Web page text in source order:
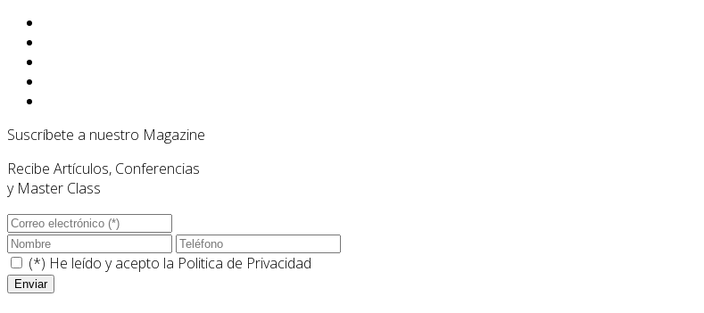
Suscríbete a nuestro Magazine
Recibe Artículos, Conferencias
y Master Class
(*) He leído y acepto la Politica de Privacidad